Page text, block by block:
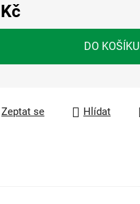
DO KOŠÍKU
Zeptat se Hlídat